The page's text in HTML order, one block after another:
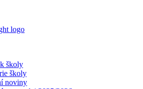
školy
školy
noviny